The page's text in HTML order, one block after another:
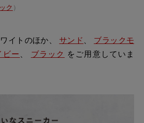
ク ）
イトのほか、 サンド、 ブラックモ
ビー、 ブラック をご用意していま